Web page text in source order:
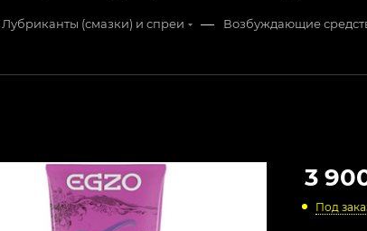
Лубриканты (смазки) и спреи — Возбуждающие
3
Под